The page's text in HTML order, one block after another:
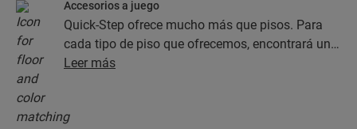
Accesorios a juego
Quick-Step ofrece mucho más que pisos. Para
cada tipo de piso que ofrecemos, encontrará una
completa colección de accesorios, como capas
que elija.
Leer más